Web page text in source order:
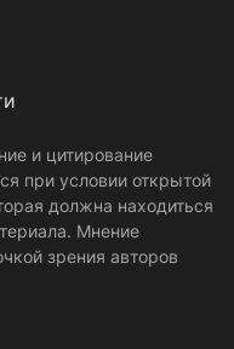
и цитирование
при условии открытой
должна находиться
Мнение
зрения авторов